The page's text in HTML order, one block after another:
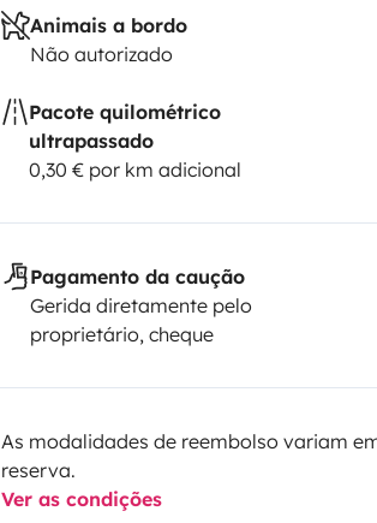
Animais a bordo
Não autorizado
Pacote quilométrico
ultrapassado
0,30 € por km adicional
Pagamento da caução
Gerida diretamente pelo
proprietário, cheque
As modalidades de reembolso variam
reserva.
Ver as condições